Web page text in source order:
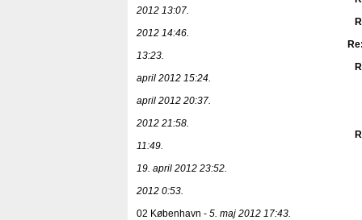
2012 13:07.
2012 14:46.
13:23.
april 2012 15:24.
april 2012 20:37.
2012 21:58.
11:49.
19. april 2012 23:52.
2012 0:53.
02 København - 5. maj 2012 17:43.